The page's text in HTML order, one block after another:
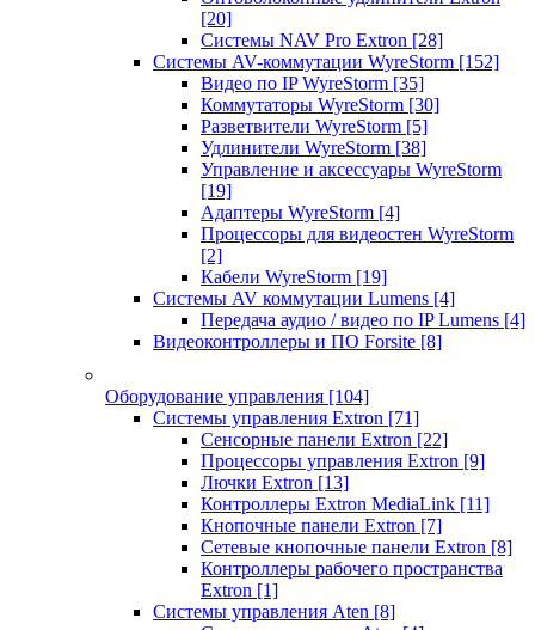
[20]
Системы NAV Pro Extron [28]
Системы AV-коммутации WyreStorm [152]
Видео по IP WyreStorm [35]
Коммутаторы WyreStorm [30]
Разветвители WyreStorm [5]
Удлинители WyreStorm [38]
Управление и аксессуары WyreStorm
[19]
Адаптеры WyreStorm [4]
Процессоры для видеостен WyreStorm
[2]
Кабели WyreStorm [19]
Системы AV коммутации Lumens [4]
Передача аудио / видео по IP Lumens [4]
Видеоконтроллеры и ПО Forsite [8]
Оборудование управления [104]
Системы управления Extron [71]
Сенсорные панели Extron [22]
Процессоры управления Extron [9]
Лючки Extron [13]
Контроллеры Extron MediaLink [11]
Кнопочные панели Extron [7]
Сетевые кнопочные панели Extron [8]
Контроллеры рабочего пространства
Extron [1]
Системы управления Aten [8]